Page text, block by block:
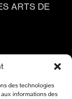
des technologies
informations des
ARTS DE